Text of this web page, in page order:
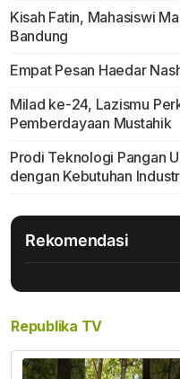
Kisah Fatin, Mahasiswi
Bandung
Empat Pesan Haedar
Milad ke-24, Lazismu
Pemberdayaan Mustahik
Prodi Teknologi Pangan
dengan Kebutuhan
Rekomendasi
Republika TV